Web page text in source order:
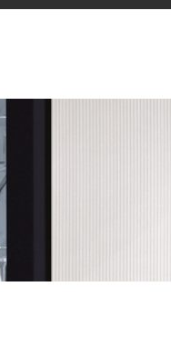
サーフェスが織り
、HIMACS ソリッ